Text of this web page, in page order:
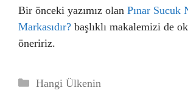
Bir önceki yazımız olan Pınar Sucuk
Markasıdır? başlıklı makalemizi de
öneririz.
Kategoriler
Hangi Ülkenin